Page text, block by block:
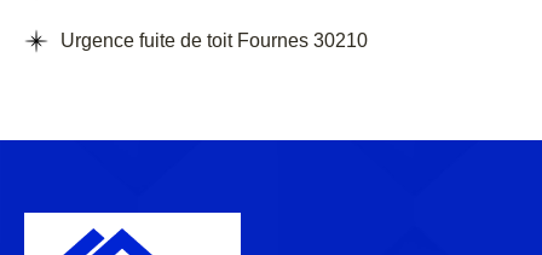
Urgence fuite de toit Fournes 30210